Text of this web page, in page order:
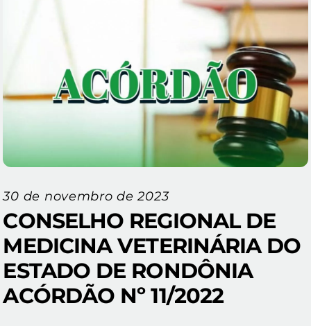
30 de novembro de 2023
CONSELHO REGIONAL DE
MEDICINA VETERINÁRIA DO
ESTADO DE RONDÔNIA
ACÓRDÃO Nº 11/2022